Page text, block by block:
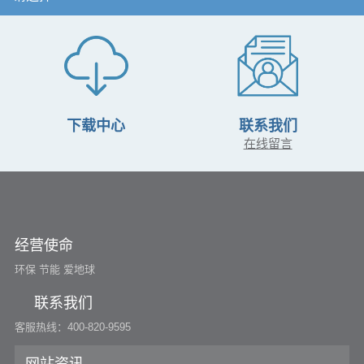
下载中心 联系我们
在线留言
经营使命
环保 节能 爱地球
联系我们
客服热线：400-820-9595